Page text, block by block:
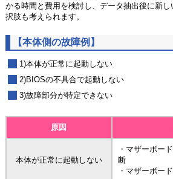
かる時間と費用を検討し、データ抽出後に新
択肢も考えられます。
【本体側の故障例】
1)本体が正常に起動しない
2)BIOSの不具合で起動しない
3)故障部分が特定できない
原因
本体が正常に起動しない
・マザーボー
断
・マザーボー